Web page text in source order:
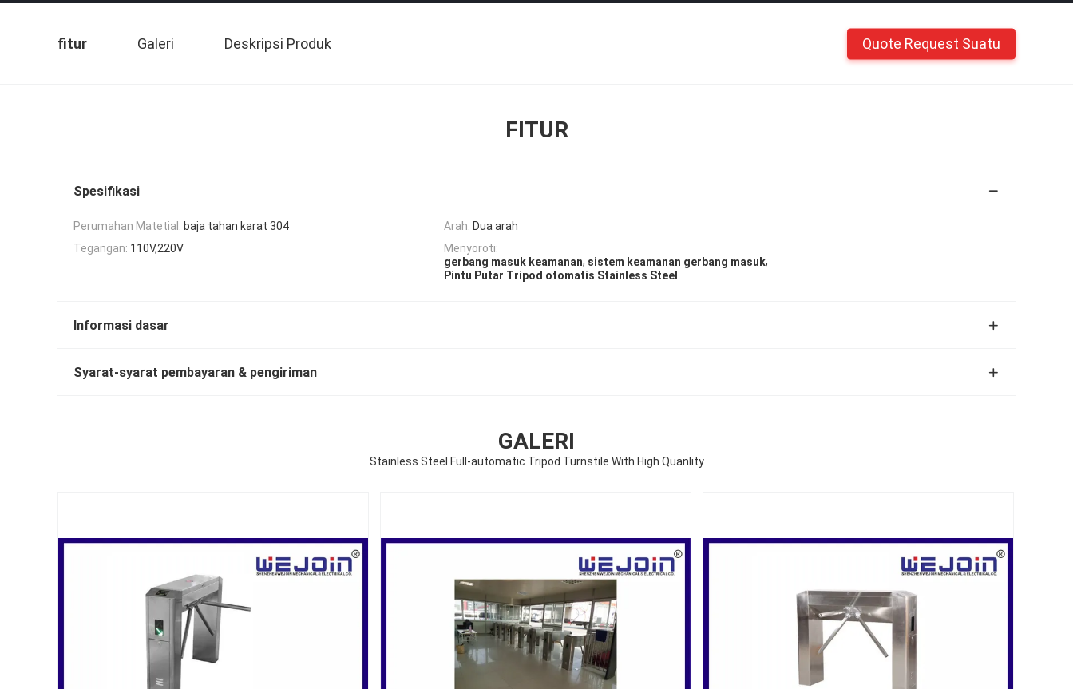
fitur Galeri Deskripsi Produk Quote Request Suatu
FITUR
Spesifikasi
Perumahan Matetial: baja tahan karat 304 Arah: Dua arah
Tegangan: 110V,220V
Menyoroti:
gerbang masuk keamanan, sistem keamanan gerbang masuk,
Pintu Putar Tripod otomatis Stainless Steel
Informasi dasar
Syarat-syarat pembayaran & pengiriman
GALERI
Stainless Steel Full-automatic Tripod Turnstile With High Quanlity